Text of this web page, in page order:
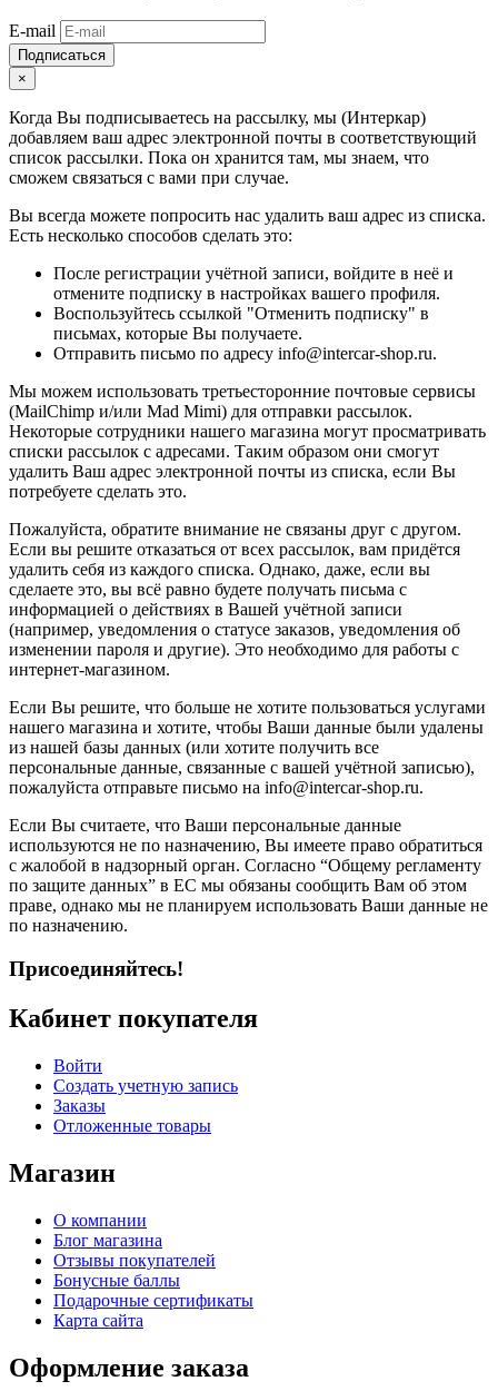
E-mail
Подписаться
×
Когда Вы подписываетесь на рассылку, мы (Интеркар)
добавляем ваш адрес электронной почты в соответствующий
список рассылки. Пока он хранится там, мы знаем, что
сможем связаться с вами при случае.
Вы всегда можете попросить нас удалить ваш адрес из списка.
Есть несколько способов сделать это:
После регистрации учётной записи, войдите в неё и
отмените подписку в настройках вашего профиля.
Воспользуйтесь ссылкой "Отменить подписку" в
письмах, которые Вы получаете.
Отправить письмо по адресу info@intercar-shop.ru.
Мы можем использовать третьесторонние почтовые сервисы
(MailChimp и/или Mad Mimi) для отправки рассылок.
Некоторые сотрудники нашего магазина могут просматривать
списки рассылок с адресами. Таким образом они смогут
удалить Ваш адрес электронной почты из списка, если Вы
потребуете сделать это.
Пожалуйста, обратите внимание не связаны друг с другом.
Если вы решите отказаться от всех рассылок, вам придётся
удалить себя из каждого списка. Однако, даже, если вы
сделаете это, вы всё равно будете получать письма с
информацией о действиях в Вашей учётной записи
(например, уведомления о статусе заказов, уведомления об
изменении пароля и другие). Это необходимо для работы с
интернет-магазином.
Если Вы решите, что больше не хотите пользоваться услугами
нашего магазина и хотите, чтобы Ваши данные были удалены
из нашей базы данных (или хотите получить все
персональные данные, связанные с вашей учётной записью),
пожалуйста отправьте письмо на info@intercar-shop.ru.
Если Вы считаете, что Ваши персональные данные
используются не по назначению, Вы имеете право обратиться
с жалобой в надзорный орган. Согласно “Общему регламенту
по защите данных” в ЕС мы обязаны сообщить Вам об этом
праве, однако мы не планируем использовать Ваши данные не
по назначению.
Присоединяйтесь!
Кабинет покупателя
Войти
Создать учетную запись
Заказы
Отложенные товары
Магазин
О компании
Блог магазина
Отзывы покупателей
Бонусные баллы
Подарочные сертификаты
Карта сайта
Оформление заказа